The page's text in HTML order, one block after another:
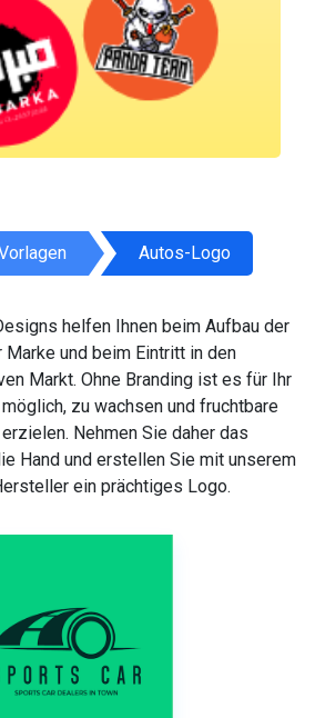
Autos-Logo
helfen Ihnen beim Aufbau der
Marke und beim Eintritt in den
Markt. Ohne Branding ist es für Ihr
zu wachsen und fruchtbare
Nehmen Sie daher das
Hand und erstellen Sie mit unserem
ein prächtiges Logo.